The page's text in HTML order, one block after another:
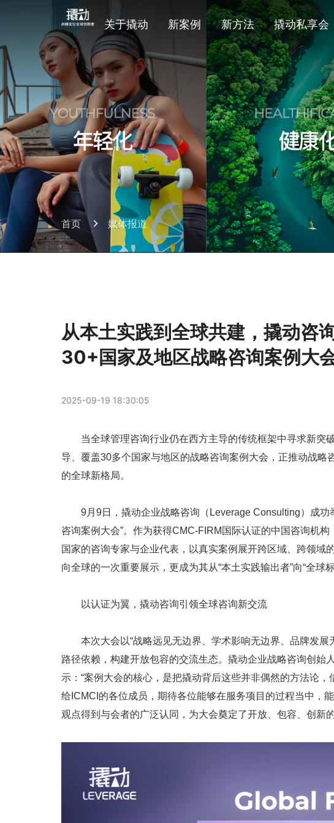
关于撬动 新案例 新方法 撬动私享会
首页 媒体报道
从本土实践到全球共建，撬动咨
30+国家及地区战略咨询案例大
2025-09-19 18:30:05
当全球管理咨询行业仍在西方主导的传统框架中寻求新突
导、覆盖30多个国家与地区的战略咨询案例大会，正推动战略
的全球新格局。
9月9日，撬动企业战略咨询（Leverage Consulting）成功
咨询案例大会”。作为获得CMC-FIRM国际认证的中国咨询机
国家的咨询专家与企业代表，以真实案例展开跨区域、跨领域
向全球的一次重要展示，更成为其从“本土实践输出者”向“全球
以认证为翼，撬动咨询引领全球咨询新交流
本次大会以“战略远见无边界、学术影响无边界、品牌发展
路径依赖，构建开放包容的交流生态。撬动企业战略咨询创始
示：“案例大会的核心，是把撬动背后这些并非偶然的方法论
给ICMCI的各位成员，期待各位能够在服务项目的过程当中，
观点得到与会者的广泛认同，为大会奠定了开放、包容、创新的